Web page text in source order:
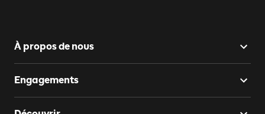
À propos de nous
Engagements